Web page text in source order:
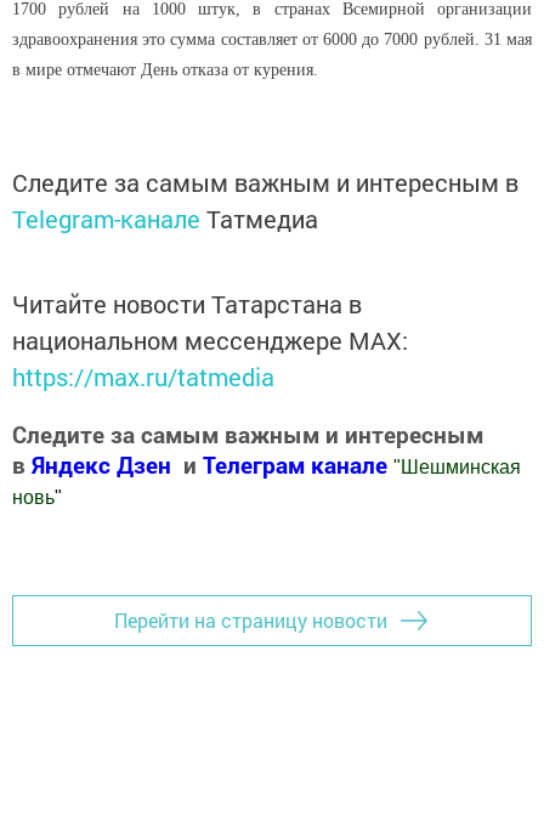
1700 рублей на 1000 штук, в странах Всемирной организации
здравоохранения это сумма составляет от 6000 до 7000 рублей. 31 мая
в мире отмечают День отказа от курения.
Следите за самым важным и интересным в
Telegram-канале Татмедиа
Читайте новости Татарстана в
национальном мессенджере MАХ:
https://max.ru/tatmedia
Следите за самым важным и интересным
в Яндекс Дзен и Телеграм канале " Шешминская
новь"
Перейти на страницу новости